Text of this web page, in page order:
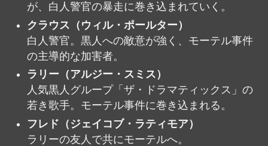
が、白人警官の暴走に巻き込まれていく。
クラウス（ウィル・ポールター）
白人警官。黒人への敵意が強く、モーテル事件
の主導的な加害者。
ラリー（アルジー・スミス）
人気黒人グループ「ザ・ドラマティックス」の
若き歌手。モーテル事件に巻き込まれる。
フレド（ジェイコブ・ラティモア）
ラリーの友人で共にモーテルへ。